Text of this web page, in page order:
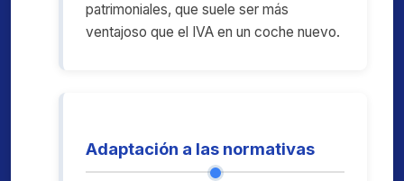
patrimoniales, que suele ser más
ventajoso que el IVA en un coche nuevo.
Adaptación a las normativas